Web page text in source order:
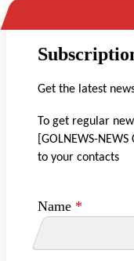
Get the latest
To get regular
[GOLNEWS-NEWS
to your contacts
Name *